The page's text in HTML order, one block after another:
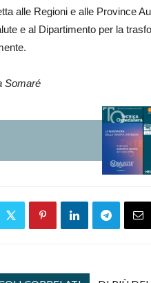
alle Regioni e alle Province
e al Dipartimento per la
Somaré